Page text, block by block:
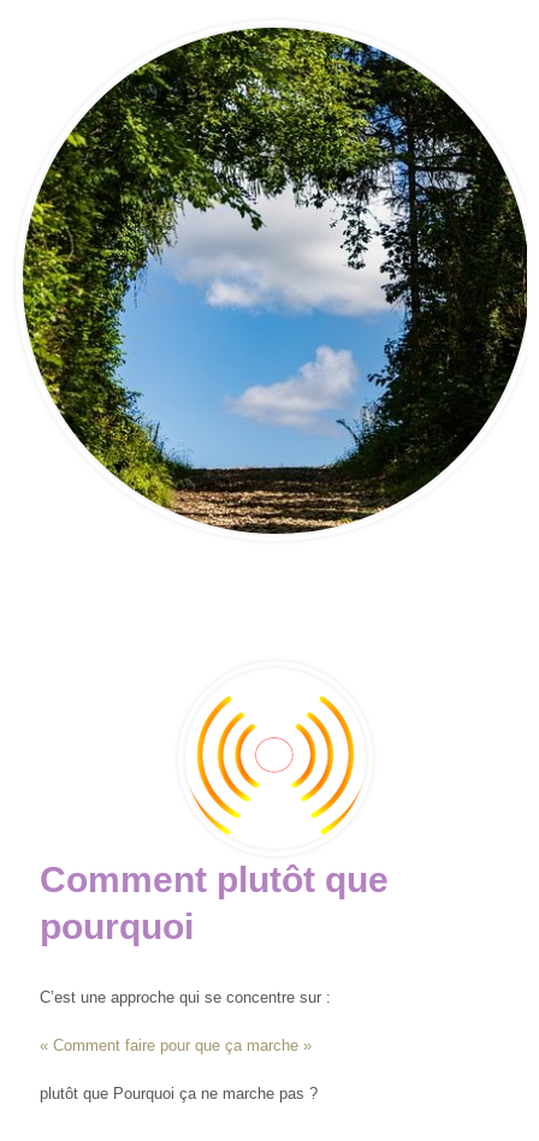
Comment plutôt que
pourquoi
C’est une approche qui se concentre sur :
« Comment faire pour que ça marche »
plutôt que Pourquoi ça ne marche pas ?